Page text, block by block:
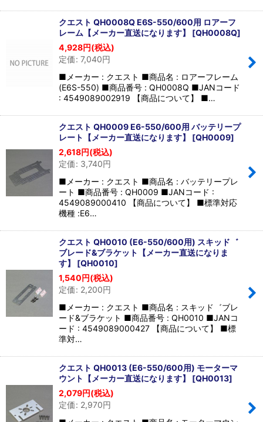
クエスト QH0008Q E6S-550/600用 ロアーフ
レーム【メーカー直送になります】
[QH0008Q]
4,928円(税込)
定価: 7,040円
■メーカー : クエスト ■商品名 : ロアーフレーム
(E6S-550) ■商品番号 : QH0008Q ■JANコード
: 4549089002919 【商品について】 ■…
クエスト QH0009 E6-550/600用 バッテリープ
レート【メーカー直送になります】
[QH0009]
2,618円(税込)
定価: 3,740円
■メーカー : クエスト ■商品名 : バッテリープレ
ート ■商品番号 : QH0009 ■JANコード :
4549089000410 【商品について】 ■標準対応
機種 :E6…
クエスト QH0010 (E6-550/600用) スキッド゛
ブレード&ブラケット【メーカー直送になりま
す】
[QH0010]
1,540円(税込)
定価: 2,200円
■メーカー : クエスト ■商品名 : スキッド゛ブレ
ード&ブラケット ■商品番号 : QH0010 ■JANコ
ード : 4549089000427 【商品について】 ■標
準対…
クエスト QH0013 (E6-550/600用) モーターマ
ウント【メーカー直送になります】
[QH0013]
2,079円(税込)
定価: 2,970円